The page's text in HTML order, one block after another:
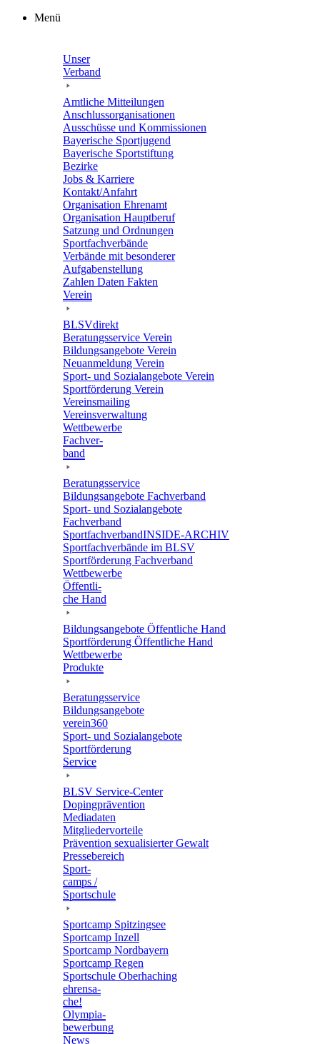
Zum
Menü
Unser
Verband
Amtli­che Mitteilungen
Anschluss­or­ga­ni­sa­tio­nen
Ausschüsse und Kommissionen
Baye­ri­sche Sportjugend
Baye­ri­sche Sportstiftung
Bezirke
Jobs & Karriere
Kontakt/​​Anfahrt
Orga­ni­sa­tion Ehrenamt
Orga­ni­sa­tion Hauptberuf
Satzung und Ordnungen
Sport­fach­ver­bände
Verbände mit beson­de­rer
Aufgabenstellung
Zahlen Daten Fakten
Verein
BLSVdi­rekt
Bera­tungs­ser­vice Verein
Bildungs­an­ge­bote Verein
Neuan­mel­dung Verein
Sport- und Sozi­al­an­ge­bote Verein
Sport­för­de­rung Verein
Vereins­mai­ling
Vereins­ver­wal­tung
Wett­be­werbe
Fach­ver­
band
Bera­tungs­ser­vice
Bildungs­an­ge­bote Fachverband
Sport- und Sozi­al­an­ge­bote
Fachverband
Sport­fach­ver­ban­d­IN­SIDE-ARCHIV
Sport­fach­ver­bände im BLSV
Sport­för­de­rung Fachverband
Wett­be­werbe
Öffent­li­
che Hand
Bildungs­an­ge­bote Öffent­li­che Hand
Sport­för­de­rung Öffent­li­che Hand
Wett­be­werbe
Produkte
Bera­tungs­ser­vice
Bildungs­an­ge­bote
verein360
Sport- und Sozialangebote
Sport­för­de­rung
Service
BLSV Service-Center
Doping­prä­ven­tion
Media­da­ten
Mitglie­der­vor­teile
Präven­tion sexua­li­sier­ter Gewalt
Pres­se­be­reich
Sport­
camps /
Sportschule
Sport­camp Spitzingsee
Sport­camp Inzell
Sport­camp Nordbayern
Sport­camp Regen
Sport­schule Oberhaching
ehren­sa­
che!
Olym­pia­
be­wer­bung
News